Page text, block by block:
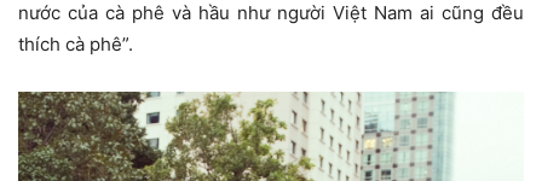
nước của cà phê và hầu như người Việt Nam ai cũng đều
thích cà phê”.